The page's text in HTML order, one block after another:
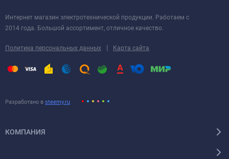
Интернет магазин электротехнической продукции. Работаем с
2014 года. Большой ассортимент, отличное качество.
Политика персональных данных | Карта сайта
Разработано в steemy.ru
КОМПАНИЯ